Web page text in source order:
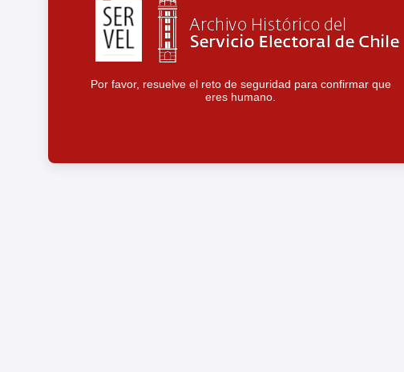
Por favor, resuelve el reto de seguridad para confirmar que
eres humano.